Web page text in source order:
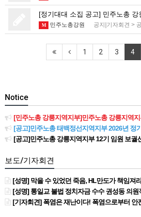
[정기대대 소집 공고] 민주노총 강
M 민주노총강원 공지|기자회견 >
1 2 3 4
Notice
[민주노총 강릉지역지부]민주노총 강릉지역지부 제12기
[공고]민주노총 태백정선지역지부 2026년 정기 대
[공고]민주노총 강릉지역지부 12기 임원 보궐선
보도/기자회견
[성명] 막을 수 있었던 죽음, HL만도가 책임져라 : 청년노동자 사망사고의 철저한 진
[성명] 통일교 불법 정치자금 수수 권성동 의원직
[기자회견] 폭염은 재난이다! 폭염으로부터 안전한 일터를 위한 민주노총 강원지역